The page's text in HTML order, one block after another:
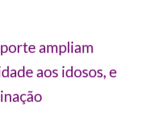
ampliam
aos idosos, e